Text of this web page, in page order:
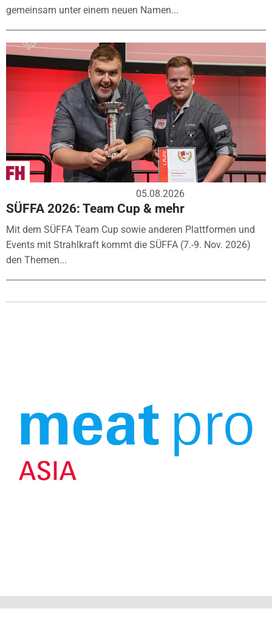
gemeinsam unter einem neuen Namen...
05.08.2026
SÜFFA 2026: Team Cup & mehr
Mit dem SÜFFA Team Cup sowie anderen Plattformen und
Events mit Strahlkraft kommt die SÜFFA (7.-9. Nov. 2026)
den Themen...